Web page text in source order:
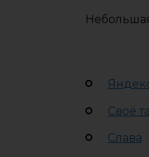
Своё
Слава